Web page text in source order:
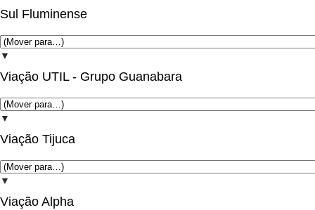
Sul Fluminense
▼
Viação UTIL - Grupo Guanabara
▼
Viação Tijuca
▼
Viação Alpha